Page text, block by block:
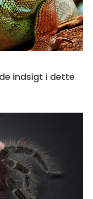
indsigt i dette